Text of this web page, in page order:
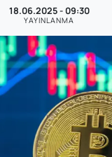
18.06.2025 - 09:30
YAYINLANMA
SAĞLIK